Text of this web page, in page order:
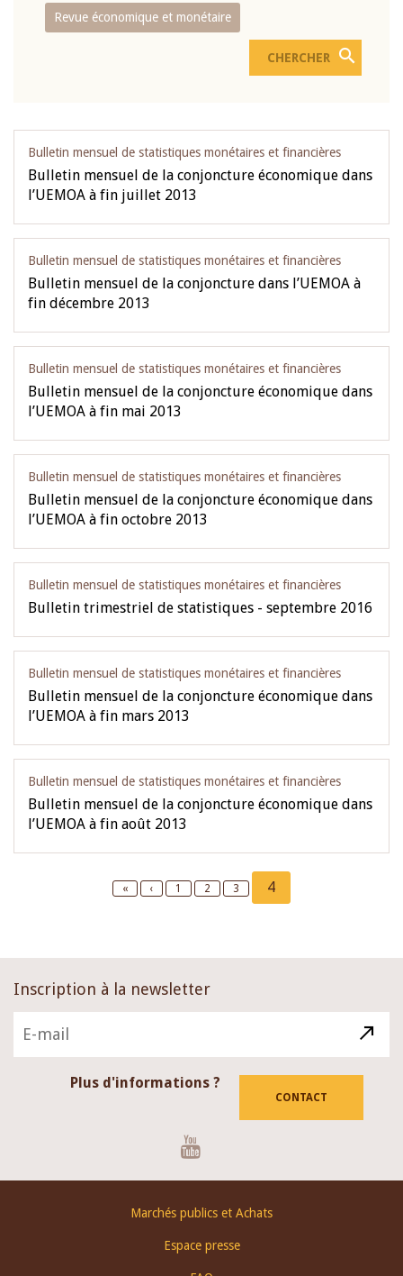
Revue économique et monétaire
Bulletin mensuel de statistiques monétaires et financières
Bulletin mensuel de la conjoncture économique dans
l’UEMOA à fin juillet 2013
Bulletin mensuel de statistiques monétaires et financières
Bulletin mensuel de la conjoncture dans l’UEMOA à
fin décembre 2013
Bulletin mensuel de statistiques monétaires et financières
Bulletin mensuel de la conjoncture économique dans
l’UEMOA à fin mai 2013
Bulletin mensuel de statistiques monétaires et financières
Bulletin mensuel de la conjoncture économique dans
l’UEMOA à fin octobre 2013
Bulletin mensuel de statistiques monétaires et financières
Bulletin trimestriel de statistiques - septembre 2016
Bulletin mensuel de statistiques monétaires et financières
Bulletin mensuel de la conjoncture économique dans
l’UEMOA à fin mars 2013
Bulletin mensuel de statistiques monétaires et financières
Bulletin mensuel de la conjoncture économique dans
l’UEMOA à fin août 2013
First
«
Previous
‹ Page
1 Page
2 Page
3
Current
page
4
Inscription à la newsletter
Plus d'informations ?
CONTACT
Marchés publics et Achats
Espace presse